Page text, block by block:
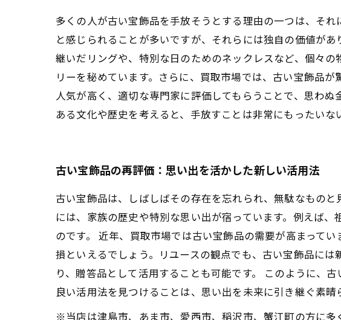
多くの人が古い宝飾品を手放そうとする理由の一つは、そ
と感じられることが多いですが、それらには独自の価値が
継いだリングや、特別な日のためのネックレスなど、個々
リーを秘めています。さらに、買取市場では、古い宝飾品
人気が高く、適切な専門家に評価してもらうことで、思わ
ある文化や歴史を考えると、手放すことは非常にもったいな
古い宝飾品の再評価：思い出を活かした新しい活用法
古い宝飾品は、しばしばその存在を忘れられ、無駄なもの
には、家族の歴史や特別な思い出が宿っています。例えば
のです。 近年、買取市場では古い宝飾品の需要が高まって
損といえるでしょう。リユースの観点でも、古い宝飾品に
り、贈答品として活用することも可能です。 このように、
良い活用法を見つけることは、思い出を未来に引き継ぐ素晴
※当店は津島市、あま市、愛西市、稲沢市、蟹江町の方に多